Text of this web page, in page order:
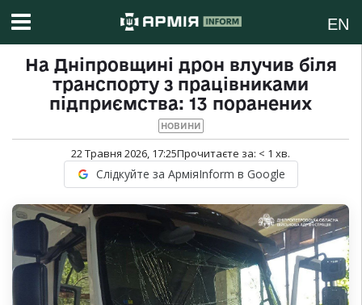
EN
На Дніпровщині дрон влучив біля
транспорту з працівниками
підприємства: 13 поранених
НОВИНИ
22 Травня 2026, 17:25Прочитаєте за: < 1 хв.
Слідкуйте за АрміяInform в Google